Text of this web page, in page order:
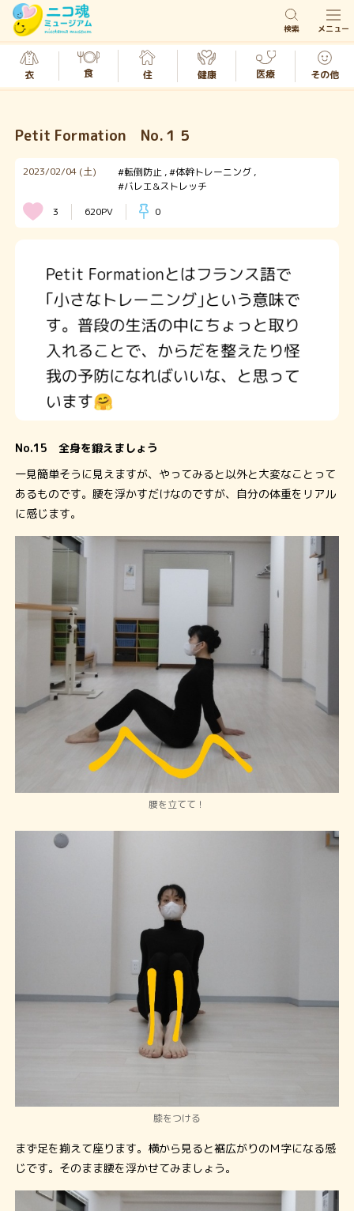
検索 メニュー
衣 食 住 健康 医療 その他
Petit Formation No.１５
2023/02/04 (土) #転倒防止
#体幹トレーニング
#バレエ&ストレッチ
3
620PV 0
No.15 全身を鍛えましょう
一見簡単そうに見えますが、やってみると以外と大変なことって
あるものです。腰を浮かすだけなのですが、自分の体重をリアル
に感じます。
腰を立てて！
膝をつける
まず足を揃えて座ります。横から見ると裾広がりのＭ字になる感
じです。そのまま腰を浮かせてみましょう。